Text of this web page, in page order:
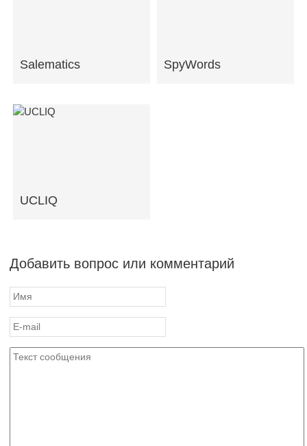
Salematics SpyWords
UCLIQ
Добавить вопрос или комментарий